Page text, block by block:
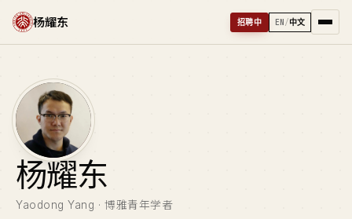
杨耀东 招聘中 EN/中文
杨耀东
Yaodong Yang · 博雅青年学者